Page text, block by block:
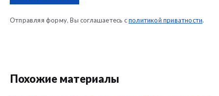
Отправляя форму, Вы соглашаетесь с политикой приватности.
Похожие материалы